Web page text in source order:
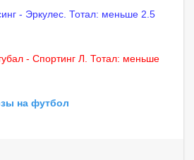
- Эркулес. Тотал: меньше 2.5
- Спортинг Л. Тотал: меньше
на футбол